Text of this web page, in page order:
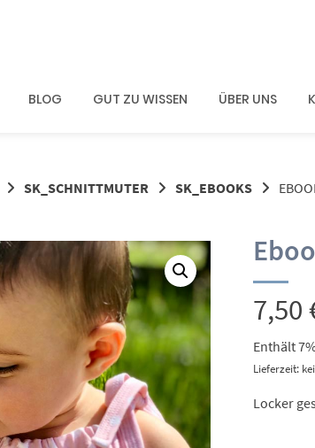
BLOG GUT ZU WISSEN ÜBER UNS
SK_SCHNITTMUTER SK_EBOOKS
7,50
Enthält
Lieferzeit:
Locker